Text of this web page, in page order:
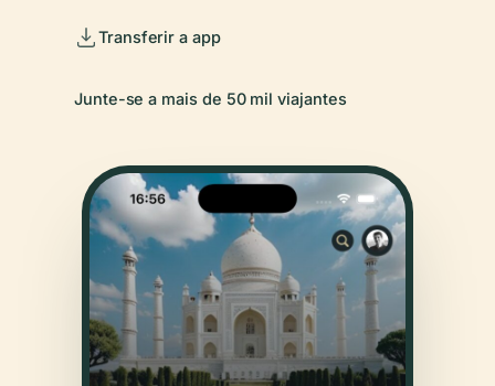
Transferir a app
Junte-se a mais de 50 mil viajantes